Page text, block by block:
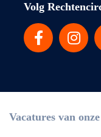
Volg
Vacatures van